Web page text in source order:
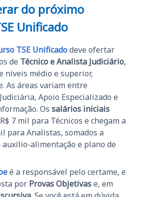
do próximo
Unificado
TSE Unificadodeve ofertar
de Técnico e Analista Judiciário,
níveis médio e superior,
As áreas variam entre
Apoio Especializado e
Os salários iniciais
7 mil para Técnicos e chegam a
para Analistas, somados a
auxílio-alimentação e plano de
é a responsável pelo certame, e
por Provas Objetivase, em